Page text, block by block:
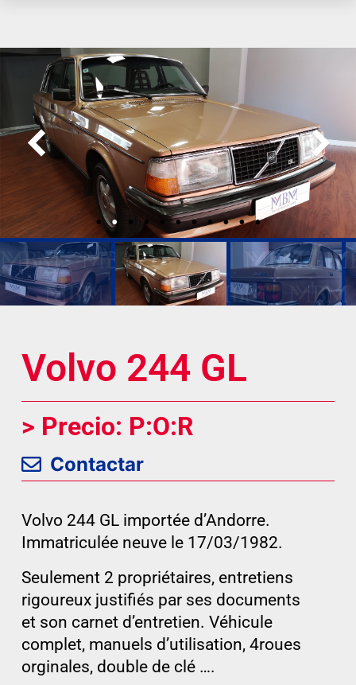
Volvo 244 GL
> Precio: P:O:R
Contactar
Volvo 244 GL importée d’Andorre.
Immatriculée neuve le 17/03/1982.
Seulement 2 propriétaires, entretiens
rigoureux justifiés par ses documents
et son carnet d’entretien. Véhicule
complet, manuels d’utilisation, 4roues
orginales, double de clé ….